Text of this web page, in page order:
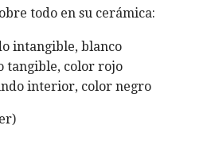
todo en su cerámica:
intangible, blanco
tangible, color rojo
interior, color negro